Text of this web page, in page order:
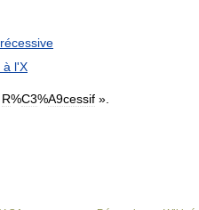
récessive
à l'X
R%C3%A9cessif ».